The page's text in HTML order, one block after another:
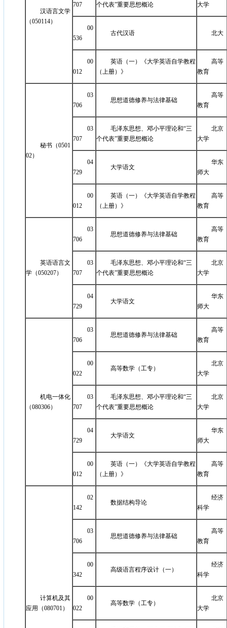
汉语言文学
（050114）
707
个代表”重要思想概论
大学
00
536
古代汉语 北大
00
012
英语（一）《大学英语自学教程
（上册）》
高等
教育
秘书（0501
02）
03
706
思想道德修养与法律基础
高等
教育
03
707
毛泽东思想、邓小平理论和“三
个代表”重要思想概论
北京
大学
04
729
大学语文
华东
师大
00
012
英语（一）《大学英语自学教程
（上册）》
高等
教育
英语语言文
学（050207）
03
706
思想道德修养与法律基础
高等
教育
03
707
毛泽东思想、邓小平理论和“三
个代表”重要思想概论
北京
大学
04
729
大学语文
华东
师大
机电一体化
（080306）
03
706
思想道德修养与法律基础
高等
教育
00
022
高等数学（工专）
北京
大学
03
707
毛泽东思想、邓小平理论和“三
个代表”重要思想概论
北京
大学
04
729
大学语文
华东
师大
00
012
英语（一）《大学英语自学教程
（上册）》
高等
教育
计算机及其
应用（080701）
02
142
数据结构导论
经济
科学
03
706
思想道德修养与法律基础
高等
教育
00
342
高级语言程序设计（一）
经济
科学
00
022
高等数学（工专）
北京
大学